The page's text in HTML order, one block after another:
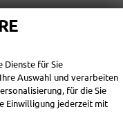
was zuerst Eintritt
vorhanden
Dienste für Sie
Auswahl und verarbeiten
für die Sie
Einwilligung jederzeit mit